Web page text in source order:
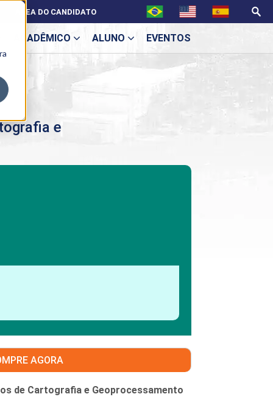
ACADÊMICO ALUNO EVENTOS
ÁREA DO CANDIDATO
e
AGORA
de Cartografia e Geoprocessamento